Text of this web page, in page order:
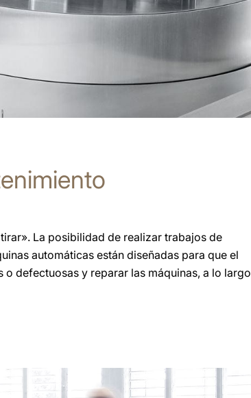
La posibilidad de realizar trabajos de
automáticas están diseñadas para que el
defectuosas y reparar las máquinas, a lo largo